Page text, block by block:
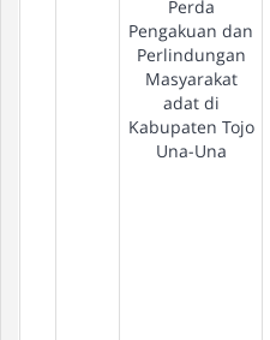
Perda
Pengakuan dan
Perlindungan
Masyarakat
adat di
Kabupaten Tojo
Una-Una